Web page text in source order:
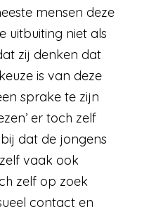
mensen deze
uitbuiting niet als
zij denken dat
is van deze
sprake te zijn
er toch zelf
dat de jongens
vaak ook
zelf op zoek
contact en